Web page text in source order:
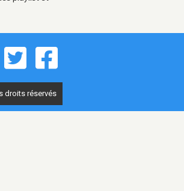
droits réservés